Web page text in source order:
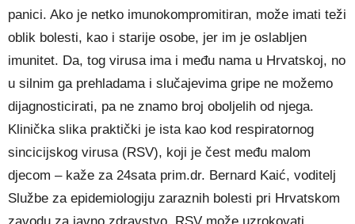
panici. Ako je netko imunokompromitiran, može imati teži
oblik bolesti, kao i starije osobe, jer im je oslabljen
imunitet. Da, tog virusa ima i među nama u Hrvatskoj, no
u silnim ga prehladama i slučajevima gripe ne možemo
dijagnosticirati, pa ne znamo broj oboljelih od njega.
Klinička slika praktički je ista kao kod respiratornog
sincicijskog virusa (RSV), koji je čest među malom
djecom – kaže za 24sata prim.dr. Bernard Kaić, voditelj
Službe za epidemiologiju zaraznih bolesti pri Hrvatskom